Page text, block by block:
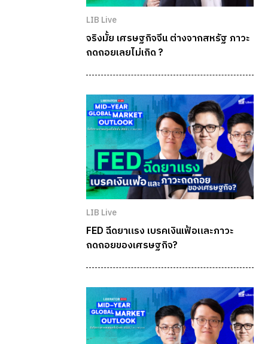
LIB Live
จริงมั้ย เศรษฐกิจจีน ต่างจากสหรัฐ ภาวะ
ถดถอยเลยไม่เกิด ?
LIB Live
FED ฉีดยาแรง เบรคเงินเฟ้อและภาวะ
ถดถอยของเศรษฐกิจ?